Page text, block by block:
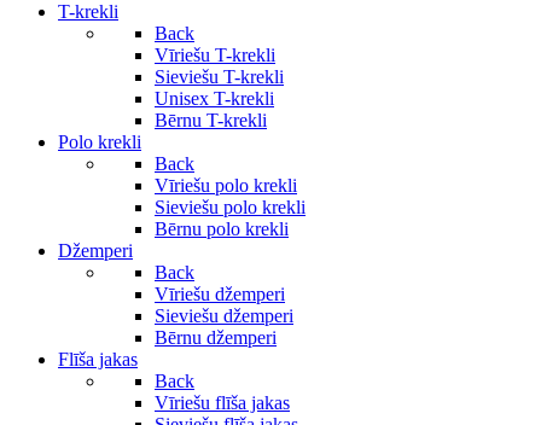
T-krekli
Back
Vīriešu T-krekli
Sieviešu T-krekli
Unisex T-krekli
Bērnu T-krekli
Polo krekli
Back
Vīriešu polo krekli
Sieviešu polo krekli
Bērnu polo krekli
Džemperi
Back
Vīriešu džemperi
Sieviešu džemperi
Bērnu džemperi
Flīša jakas
Back
Vīriešu flīša jakas